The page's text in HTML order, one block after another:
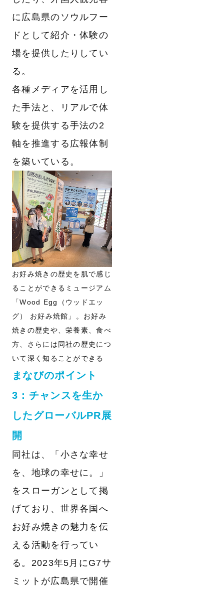
に広島県のソウルフー
ドとして紹介・体験の
場を提供したりしてい
る。
各種メディアを活用し
た手法と、リアルで体
験を提供する手法の2
軸を推進する広報体制
を築いている。
お好み焼きの歴史を肌で感じ
ることができるミュージアム
「Wood Egg（ウッドエッ
グ） お好み焼館」。お好み
焼きの歴史や、栄養素、食べ
方、さらには同社の歴史につ
いて深く知ることができる
まなびのポイント
3：チャンスを生か
したグローバルPR展
開
同社は、「小さな幸せ
を、地球の幸せに。」
をスローガンとして掲
げており、世界各国へ
お好み焼きの魅力を伝
える活動を行ってい
る。2023年5月にG7サ
ミットが広島県で開催